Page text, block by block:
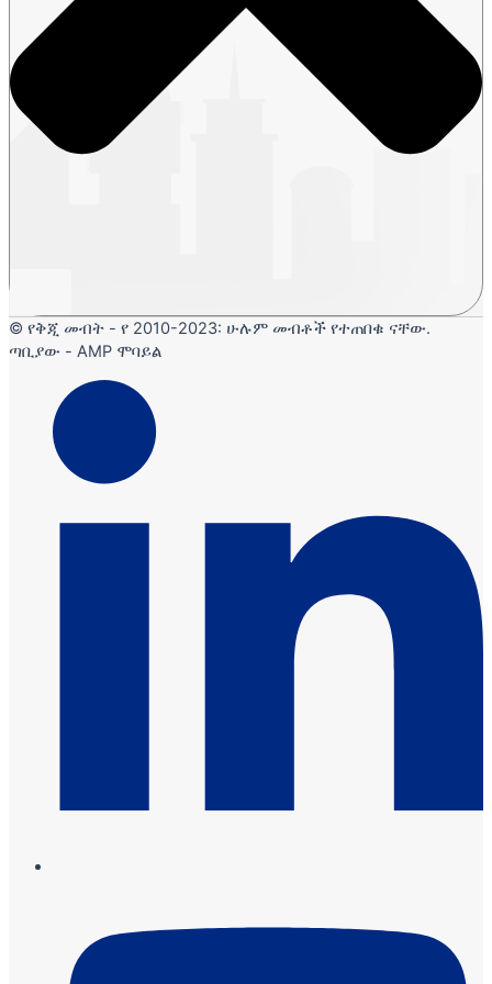
© የቅጂ መብት - የ 2010-2023: ሁሉም መብቶች የተጠበቁ ናቸው.
ጣቢያው - AMP ሞባይል